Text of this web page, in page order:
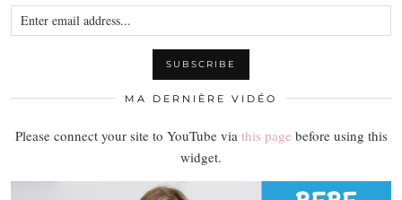
MA DERNIÈRE VIDÉO
Please connect your site to YouTube via this page before using this
widget.